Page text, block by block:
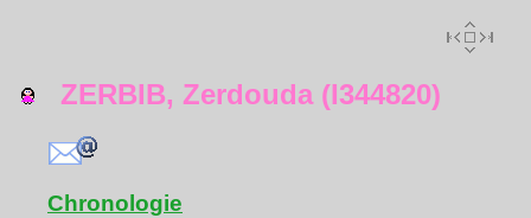
ZERBIB, Zerdouda (I344820)
Chronologie